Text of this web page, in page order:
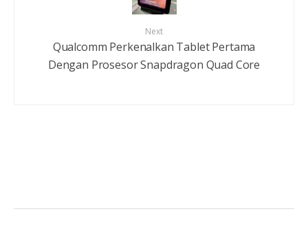
Next
Qualcomm Perkenalkan Tablet Pertama
Dengan Prosesor Snapdragon Quad Core